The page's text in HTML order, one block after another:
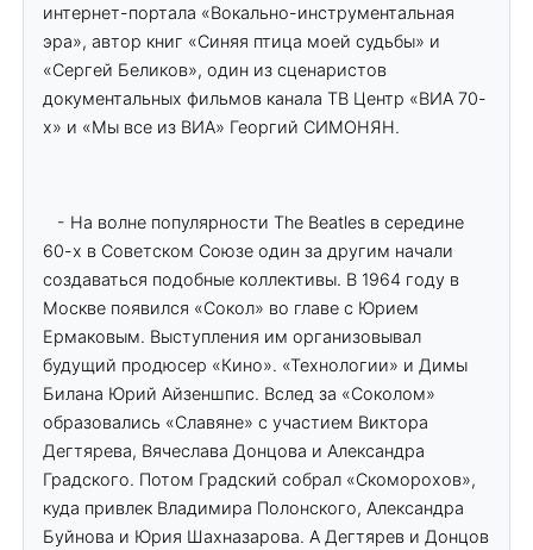
интернет-портала «Вокально-инструментальная
эра», автор книг «Синяя птица моей судьбы» и
«Сергей Беликов», один из сценаристов
документальных фильмов канала ТВ Центр «ВИА 70-
х» и «Мы все из ВИА» Георгий СИМОНЯН.
- На волне популярности The Beatles в середине
60-х в Советском Союзе один за другим начали
создаваться подобные коллективы. В 1964 году в
Москве появился «Сокол» во главе с Юрием
Ермаковым. Выступления им организовывал
будущий продюсер «Кино». «Технологии» и Димы
Билана Юрий Айзеншпис. Вслед за «Соколом»
образовались «Славяне» с участием Виктора
Дегтярева, Вячеслава Донцова и Александра
Градского. Потом Градский собрал «Скоморохов»,
куда привлек Владимира Полонского, Александра
Буйнова и Юрия Шахназарова. А Дегтярев и Донцов